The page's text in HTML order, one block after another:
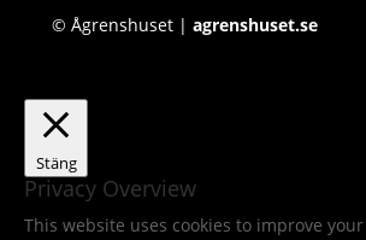
© Ågrenshuset | agrenshuset.se
Stäng
Privacy Overview
This website uses cookies to improve